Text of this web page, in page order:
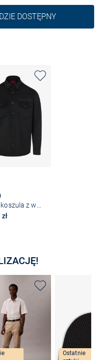
DOSTĘPNY
Męska koszula z weluru – Ekel
Ostatnie